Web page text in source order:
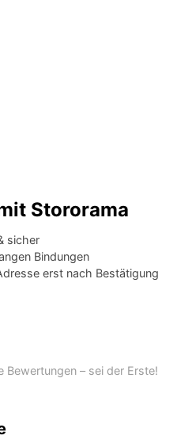
Stororama
sicher
Bindungen
erst nach Bestätigung
Bewertungen – sei der Erste!